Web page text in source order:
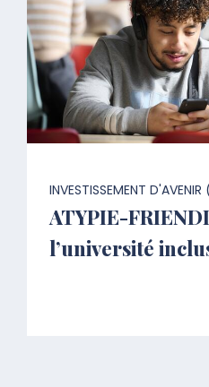
INVESTISSEMENT D'AVENIR
ATYPIE-
l’université